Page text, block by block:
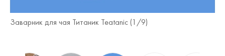
Заварник для чая Титаник Teatanic (1 /9)